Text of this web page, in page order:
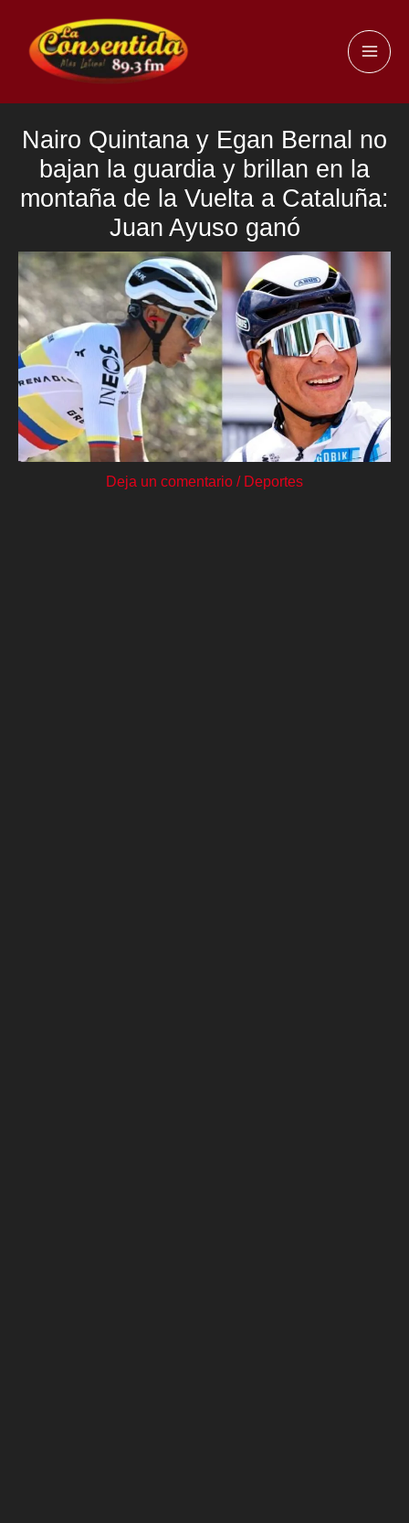
contenido
Nairo Quintana y Egan Bernal no
bajan la guardia y brillan en la
montaña de la Vuelta a Cataluña:
Juan Ayuso ganó
Deja un comentario / Deportes